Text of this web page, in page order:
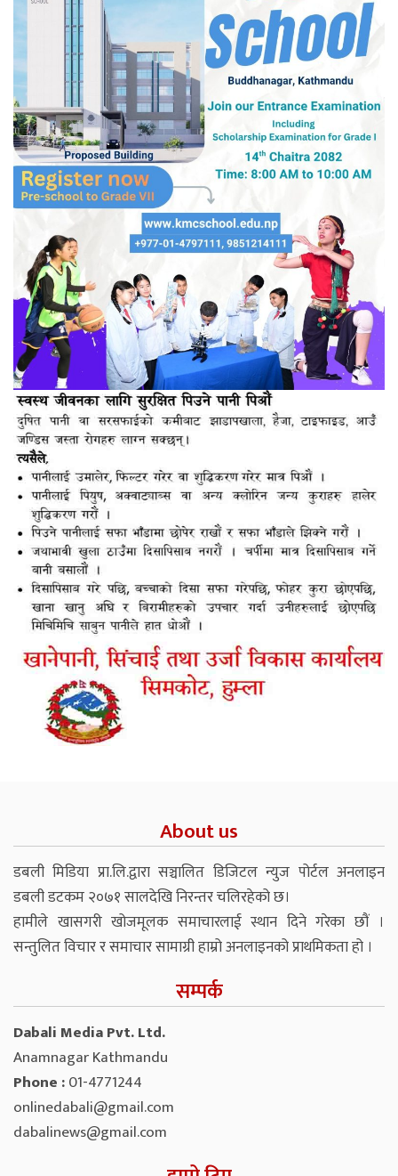
About us
डबली मिडिया प्रा.लि.द्वारा सञ्चालित डिजिटल न्युज पोर्टल अनलाइन
डबली डटकम २०७१ सालदेखि निरन्तर चलिरहेको छ।
हामीले खासगरी खोजमूलक समाचारलाई स्थान दिने गरेका छौं ।
सन्तुलित विचार र समाचार सामाग्री हाम्रो अनलाइनको प्राथमिकता हो ।
सम्पर्क
Dabali Media Pvt. Ltd.
Anamnagar Kathmandu
Phone :01-4771244
onlinedabali@gmail.com
dabalinews@gmail.com